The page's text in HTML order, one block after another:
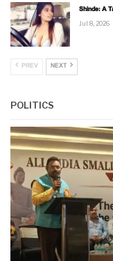
Shinde: A
Jul 8, 2026
PREV NEXT
POLITICS